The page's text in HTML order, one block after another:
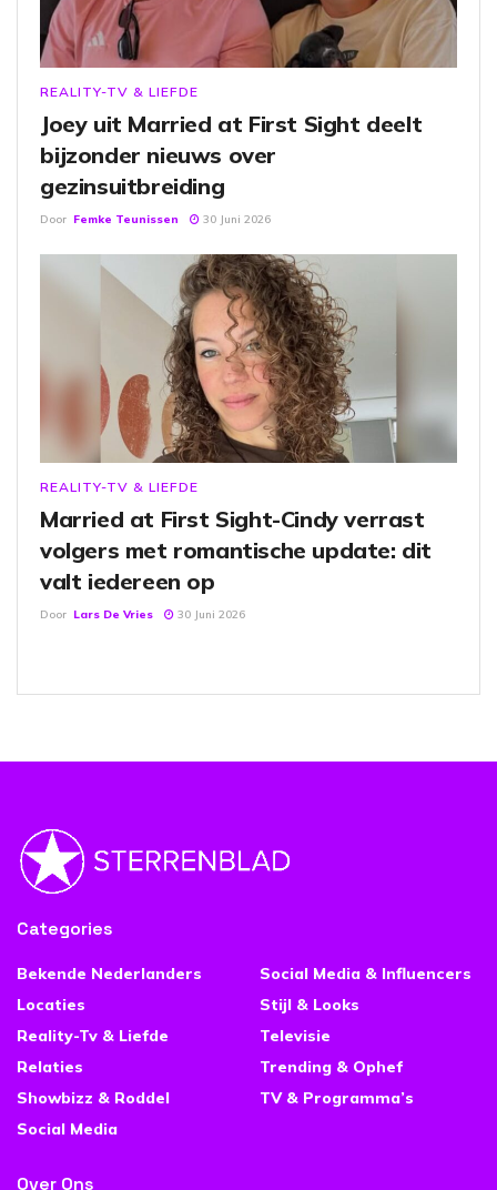
REALITY-TV & LIEFDE
Joey uit Married at First Sight deelt
bijzonder nieuws over
gezinsuitbreiding
Door Femke Teunissen 30 Juni 2026
REALITY-TV & LIEFDE
Married at First Sight-Cindy verrast
volgers met romantische update: dit
valt iedereen op
Door Lars De Vries 30 Juni 2026
Categories
Bekende Nederlanders
Locaties
Reality-Tv & Liefde
Relaties
Showbizz & Roddel
Social Media
Social Media & Influencers
Stijl & Looks
Televisie
Trending & Ophef
TV & Programma’s
Over Ons